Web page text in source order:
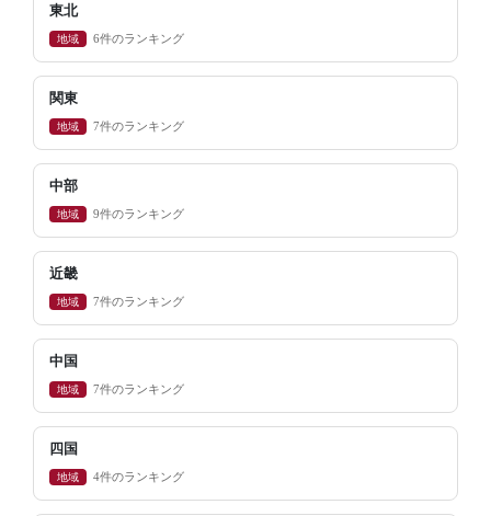
東北
地域 6件のランキング
関東
地域 7件のランキング
中部
地域 9件のランキング
近畿
地域 7件のランキング
中国
地域 7件のランキング
四国
地域 4件のランキング